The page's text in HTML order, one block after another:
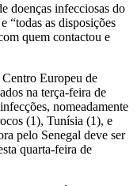
doenças infecciosas do
“todas as disposições
quem contactou e
Europeu de
na terça-feira de
nomeadamente
(1), Tunísia (1), e
pelo Senegal deve ser
quarta-feira de